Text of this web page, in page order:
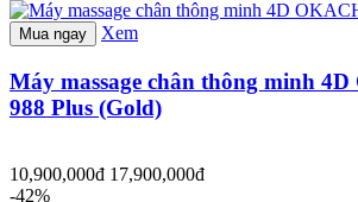
Mua ngay Xem
Máy massage chân thông minh
988 Plus (Gold)
10,900,000đ 17,900,000đ
-42%